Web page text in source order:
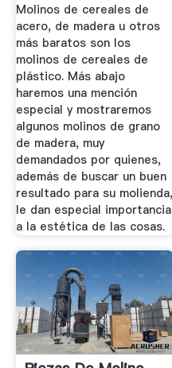
Molinos de cereales de
acero, de madera u otros
más baratos son los
molinos de cereales de
plástico. Más abajo
haremos una mención
especial y mostraremos
algunos molinos de grano
de madera, muy
demandados por quienes,
además de buscar un buen
resultado para su molienda,
le dan especial importancia
a la estética de las cosas.